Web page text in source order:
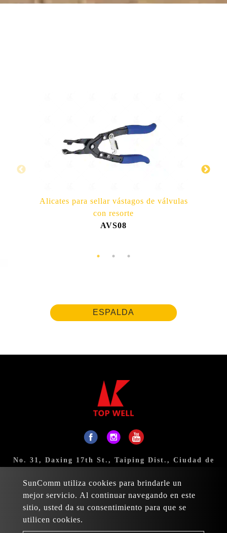
Alicates para sellar vástagos de válvulas
con resorte
AVS08
ESPALDA
SunComm utiliza cookies para brindarle un
mejor servicio. Al continuar navegando en este
sitio, usted da su consentimiento para que se
utilicen cookies.
No. 31, Daxing 17th St., Taiping Dist., Ciudad de
Correo:sales@topwell-tools.com
TELÉFONO:+886-4-23926088
FAX:+886-4-23926089